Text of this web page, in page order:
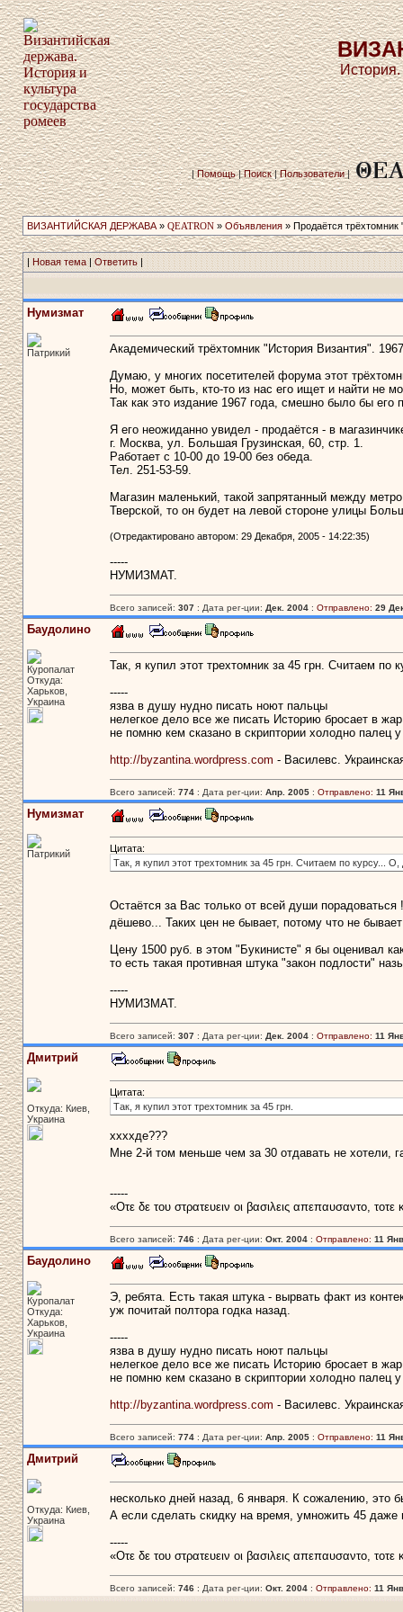
|Помощь|Поиск|Пользователи|
ВИЗАНТИЙСКАЯ ДЕРЖАВА» QEATRON» Объявления» Продаётся трёхтомник­
| Новая тема|Ответить|
Нумизмат
Патрикий
Академический трёхтомник "История Византия".
Думаю, у многих посетителей форума этот
Но, может быть, кто-то из нас его ищет и найти не
Так как это издание 1967 года, смешно было бы
Я его неожиданно увидел - продаётся - в
г. Москва, ул. Большая Грузинская, 60, стр. 1.
Работает с 10-00 до 19-00 без обеда.
Тел. 251-53-59.
Магазин маленький, такой запрятанный между
Тверской, то он будет на левой стороне улицы
(Отредактировано автором: 29 Декабря, 2005 - 14:22:35)
-----
НУМИЗМАТ.
Всего записей: 307: Дата рег-ции: Дек. 2004: Отправлено: 29
Баудолино
Куропалат
Откуда:
Харьков,
Украина
Так, я купил этот трехтомник за 45 грн. Считаем по
-----
язва в душу нудно писать ноют пальцы
нелегкое дело все же писать Историю бросает в
не помню кем сказано в скриптории холодно палец
http://byzantina.wordpress.com - Василевс.
Всего записей: 774: Дата рег-ции: Апр. 2005: Отправлено: 11
Нумизмат
Патрикий
Цитата:
Так, я купил этот трехтомник за 45 грн. Считаем по курсу... О,
Остаётся за Вас только от всей души
дёшево... Таких цен не бывает, потому что не
Цену 1500 руб. в этом "Букинисте" я бы оценивал
то есть такая противная штука "закон подлости"
-----
НУМИЗМАТ.
Всего записей: 307: Дата рег-ции: Дек. 2004: Отправлено: 11
Дмитрий
Откуда: Киев,
Украина
Цитата:
Так, я купил этот трехтомник за 45 грн.
ххххде???
Мне 2-й том меньше чем за 30 отдавать не хотели,
-----
«Οτε δε του στρατευειν οι βασιλεις απεπαυσαντο,
Всего записей: 746: Дата рег-ции: Окт. 2004: Отправлено: 11
Баудолино
Куропалат
Откуда:
Харьков,
Украина
Э, ребята. Есть такая штука - вырвать факт из
уж почитай полтора годка назад.
-----
язва в душу нудно писать ноют пальцы
нелегкое дело все же писать Историю бросает в
не помню кем сказано в скриптории холодно палец
http://byzantina.wordpress.com - Василевс.
Всего записей: 774: Дата рег-ции: Апр. 2005: Отправлено: 11
Дмитрий
Откуда: Киев,
Украина
несколько дней назад, 6 января. К сожалению,
А если сделать скидку на время, умножить 45
-----
«Οτε δε του στρατευειν οι βασιλεις απεπαυσαντο,
Всего записей: 746: Дата рег-ции: Окт. 2004: Отправлено: 11